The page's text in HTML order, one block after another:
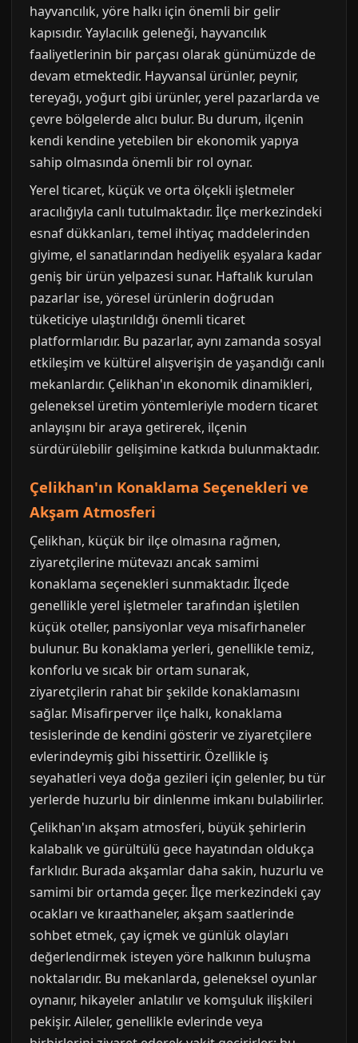
hayvancılık, yöre halkı için önemli bir gelir
kapısıdır. Yaylacılık geleneği, hayvancılık
faaliyetlerinin bir parçası olarak günümüzde de
devam etmektedir. Hayvansal ürünler, peynir,
tereyağı, yoğurt gibi ürünler, yerel pazarlarda ve
çevre bölgelerde alıcı bulur. Bu durum, ilçenin
kendi kendine yetebilen bir ekonomik yapıya
sahip olmasında önemli bir rol oynar.
Yerel ticaret, küçük ve orta ölçekli işletmeler
aracılığıyla canlı tutulmaktadır. İlçe merkezindeki
esnaf dükkanları, temel ihtiyaç maddelerinden
giyime, el sanatlarından hediyelik eşyalara kadar
geniş bir ürün yelpazesi sunar. Haftalık kurulan
pazarlar ise, yöresel ürünlerin doğrudan
tüketiciye ulaştırıldığı önemli ticaret
platformlarıdır. Bu pazarlar, aynı zamanda sosyal
etkileşim ve kültürel alışverişin de yaşandığı canlı
mekanlardır. Çelikhan'ın ekonomik dinamikleri,
geleneksel üretim yöntemleriyle modern ticaret
anlayışını bir araya getirerek, ilçenin
sürdürülebilir gelişimine katkıda bulunmaktadır.
Çelikhan'ın Konaklama Seçenekleri ve
Akşam Atmosferi
Çelikhan, küçük bir ilçe olmasına rağmen,
ziyaretçilerine mütevazı ancak samimi
konaklama seçenekleri sunmaktadır. İlçede
genellikle yerel işletmeler tarafından işletilen
küçük oteller, pansiyonlar veya misafirhaneler
bulunur. Bu konaklama yerleri, genellikle temiz,
konforlu ve sıcak bir ortam sunarak,
ziyaretçilerin rahat bir şekilde konaklamasını
sağlar. Misafirperver ilçe halkı, konaklama
tesislerinde de kendini gösterir ve ziyaretçilere
evlerindeymiş gibi hissettirir. Özellikle iş
seyahatleri veya doğa gezileri için gelenler, bu tür
yerlerde huzurlu bir dinlenme imkanı bulabilirler.
Çelikhan'ın akşam atmosferi, büyük şehirlerin
kalabalık ve gürültülü gece hayatından oldukça
farklıdır. Burada akşamlar daha sakin, huzurlu ve
samimi bir ortamda geçer. İlçe merkezindeki çay
ocakları ve kıraathaneler, akşam saatlerinde
sohbet etmek, çay içmek ve günlük olayları
değerlendirmek isteyen yöre halkının buluşma
noktalarıdır. Bu mekanlarda, geleneksel oyunlar
oynanır, hikayeler anlatılır ve komşuluk ilişkileri
pekişir. Aileler, genellikle evlerinde veya